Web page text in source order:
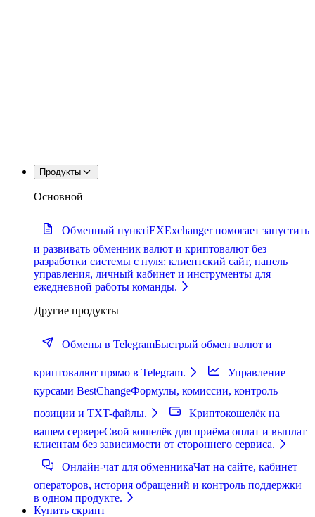
Продукты
Основной
Обменный пунктiEXExchanger помогает запустить
и развивать обменник валют и криптовалют без
разработки системы с нуля: клиентский сайт, панель
управления, личный кабинет и инструменты для
ежедневной работы команды.
Другие продукты
Обмены в TelegramБыстрый обмен валют и
криптовалют прямо в Telegram.
Управление
курсами BestChangeФормулы, комиссии, контроль
позиции и TXT-файлы.
Криптокошелёк на
вашем сервереСвой кошелёк для приёма оплат и выплат
клиентам без зависимости от стороннего сервиса.
Онлайн-чат для обменникаЧат на сайте, кабинет
операторов, история обращений и контроль поддержки
в одном продукте.
Купить скрипт